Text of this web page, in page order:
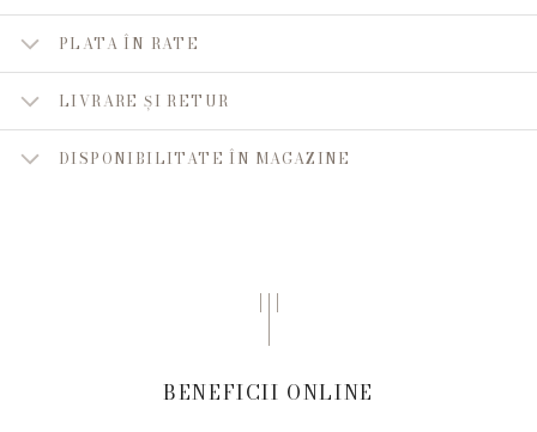
PLATA ÎN RATE
LIVRARE ȘI RETUR
DISPONIBILITATE ÎN MAGAZINE
BENEFICII ONLINE